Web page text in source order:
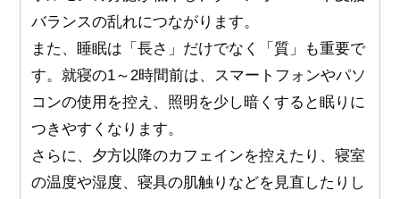
バランスの乱れにつながります。
また、睡眠は「長さ」だけでなく「質」も重要で
す。就寝の1～2時間前は、スマートフォンやパソ
コンの使用を控え、照明を少し暗くすると眠りに
つきやすくなります。
さらに、夕方以降のカフェインを控えたり、寝室
の温度や湿度、寝具の肌触りなどを見直したりし